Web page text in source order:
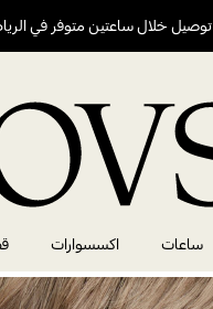
توصيل خلال ساعتين متوفر في الرياض
ساعات اكسسوارات